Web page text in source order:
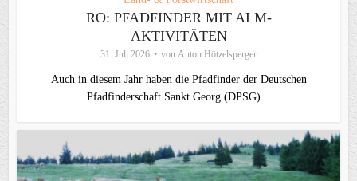
RO: PFADFINDER MIT ALM-
AKTIVITÄTEN
31. Juli 2026 von Anton Hötzelsperger
Auch in diesem Jahr haben die Pfadfinder der Deutschen
Pfadfinderschaft Sankt Georg (DPSG)...